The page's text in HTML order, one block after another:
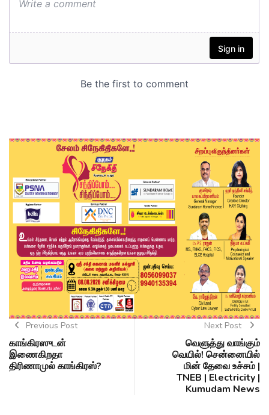
Previous Post
காங்கிரஸுடன்
இணைகிறதா
திரிணாமுல் காங்கிரஸ்?
Next Post
வெளுத்து வாங்கும்
வெயில்! சென்னையில்
மின் தேவை உச்சம் |
TNEB | Electricity |
Kumudam News